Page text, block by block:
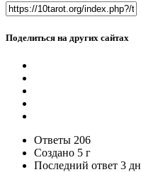
Поделиться на других сайтах
Ответы 206
Создано 5 г
Последний ответ 3 дн